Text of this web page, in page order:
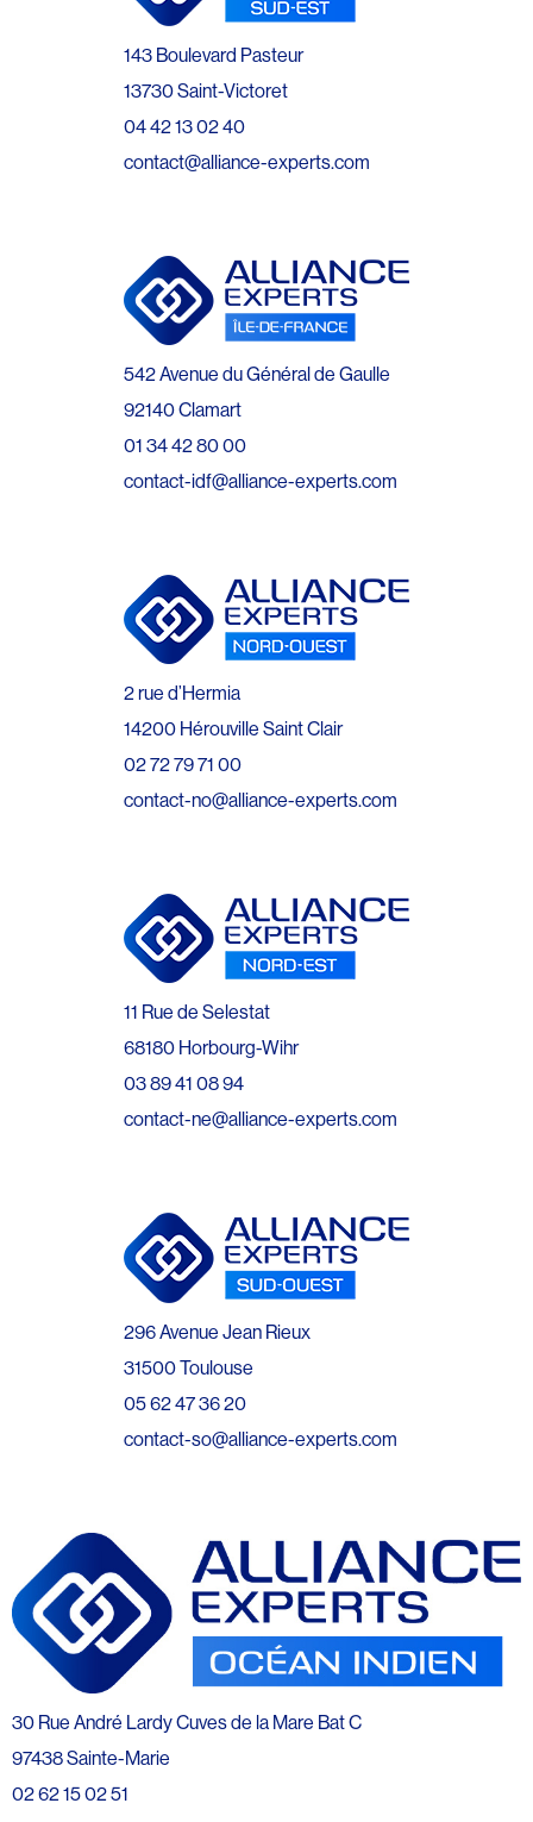
143 Boulevard Pasteur
13730 Saint-Victoret
04 42 13 02 40
contact@alliance-experts.com
542 Avenue du Général de Gaulle
92140 Clamart
01 34 42 80 00
contact-idf@alliance-experts.com
2 rue d’Hermia
14200 Hérouville Saint Clair
02 72 79 71 00
contact-no@alliance-experts.com
11 Rue de Selestat
68180 Horbourg-Wihr
03 89 41 08 94
contact-ne@alliance-experts.com
296 Avenue Jean Rieux
31500 Toulouse
05 62 47 36 20
contact-so@alliance-experts.com
30 Rue André Lardy Cuves de la Mare Bat C
97438 Sainte-Marie
02 62 15 02 51